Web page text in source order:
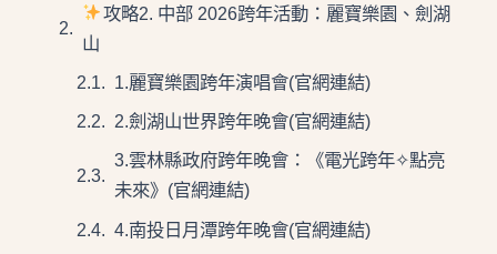
攻略2. 中部 2026跨年活動：麗寶樂園、劍湖
山
1.麗寶樂園跨年演唱會(官網連結)
2.劍湖山世界跨年晚會(官網連結)
3.雲林縣政府跨年晚會：《電光跨年✧點亮
未來》(官網連結)
4.南投日月潭跨年晚會(官網連結)